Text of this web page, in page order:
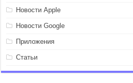
Новости Apple
Новости Google
Приложения
Статьи